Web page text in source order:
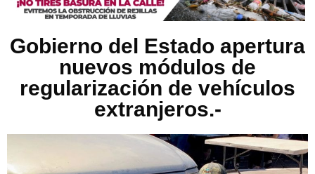
Gobierno del Estado apertura
nuevos módulos de
regularización de vehículos
extranjeros.-